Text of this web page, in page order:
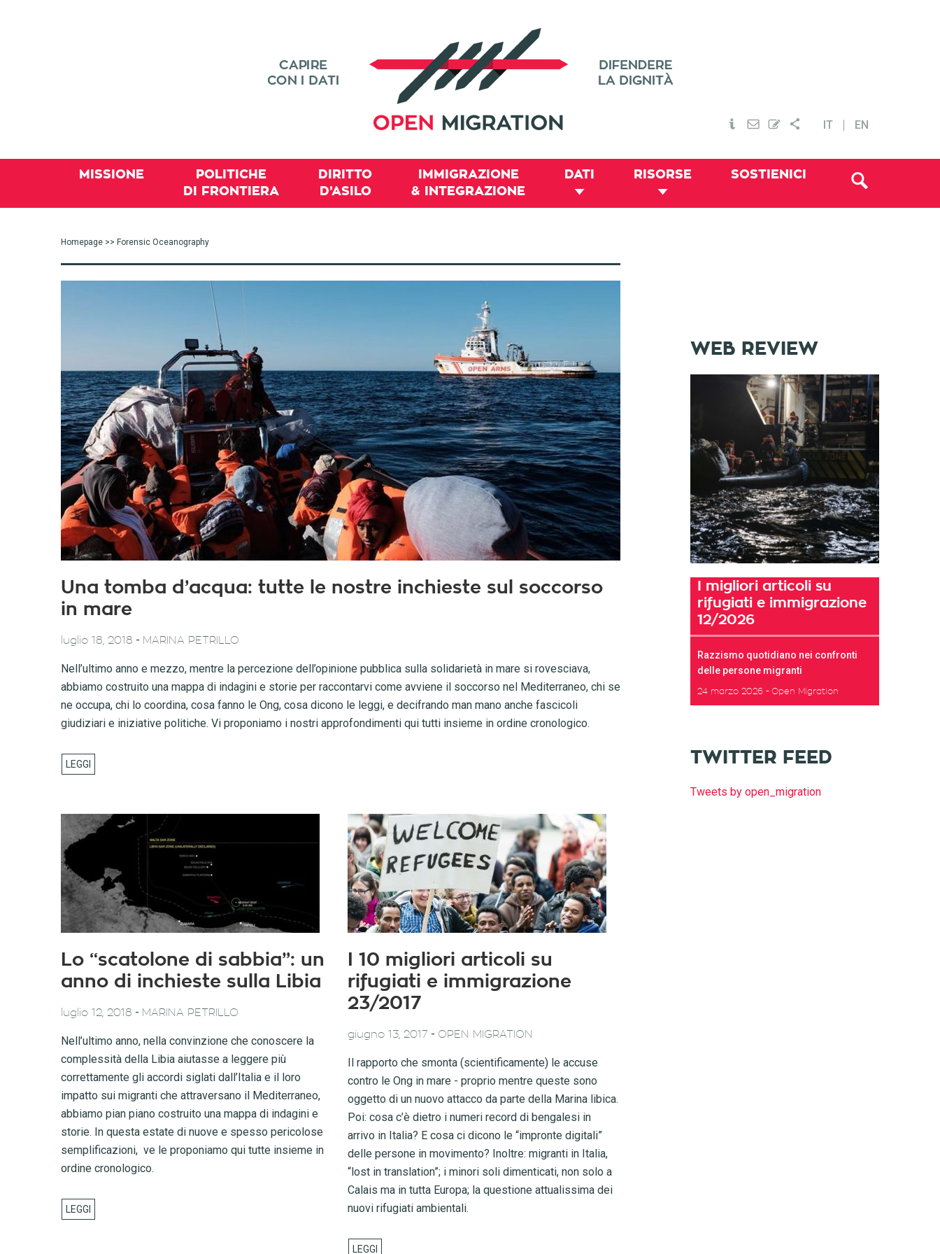
IT EN
MISSIONE
POLITICHE
DI FRONTIERA
DIRITTO
D’ASILO
IMMIGRAZIONE
& INTEGRAZIONE
DATI RISORSE SOSTIENICI
Homepage >> Forensic Oceanography
Una tomba d’acqua: tutte le nostre inchieste sul soccorso
in mare
luglio 18, 2018 - MARINA PETRILLO
Nell’ultimo anno e mezzo, mentre la percezione dell’opinione pubblica sulla solidarietà in mare si rovesciava,
abbiamo costruito una mappa di indagini e storie per raccontarvi come avviene il soccorso nel Mediterraneo, chi se
ne occupa, chi lo coordina, cosa fanno le Ong, cosa dicono le leggi, e decifrando man mano anche fascicoli
giudiziari e iniziative politiche. Vi proponiamo i nostri approfondimenti qui tutti insieme in ordine cronologico.
Lo “scatolone di sabbia”: un
anno di inchieste sulla Libia
luglio 12, 2018 - MARINA PETRILLO
Nell’ultimo anno, nella convinzione che conoscere la
complessità della Libia aiutasse a leggere più
correttamente gli accordi siglati dall’Italia e il loro
impatto sui migranti che attraversano il Mediterraneo,
abbiamo pian piano costruito una mappa di indagini e
storie. In questa estate di nuove e spesso pericolose
semplificazioni, ve le proponiamo qui tutte insieme in
ordine cronologico.
I 10 migliori articoli su
rifugiati e immigrazione
23/2017
giugno 13, 2017 - OPEN MIGRATION
Il rapporto che smonta (scientificamente) le accuse
contro le Ong in mare - proprio mentre queste sono
oggetto di un nuovo attacco da parte della Marina libica.
Poi: cosa c’è dietro i numeri record di bengalesi in
arrivo in Italia? E cosa ci dicono le “impronte digitali”
delle persone in movimento? Inoltre: migranti in Italia,
“lost in translation”; i minori soli dimenticati, non solo a
Calais ma in tutta Europa; la questione attualissima dei
nuovi rifugiati ambientali.
WEB REVIEW
I migliori articoli su
rifugiati e immigrazione
12/2026
Razzismo quotidiano nei confronti
delle persone migranti
24 marzo 2026 Open Migration
TWITTER FEED
Tweets by open_migration